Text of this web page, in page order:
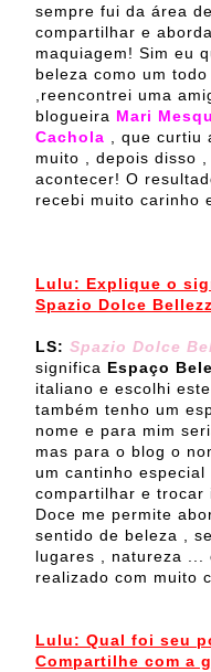
sempre fui da área
compartilhar e
maquiagem! Sim eu
beleza como um
,reencontrei uma
blogueira Mari
Cachola
, que
muito , depois disso
acontecer! O
recebi muito carinho
Lulu: Explique o
Spazio Dolce
LS: Spazio Dolce
significa Espaço
italiano e escolhi
também tenho um
nome e para mim
mas para o blog o
um cantinho
compartilhar e trocar
Doce me permite
sentido de beleza ,
lugares , natureza ...
realizado com muito
Lulu: Qual foi seu
Compartilhe com a